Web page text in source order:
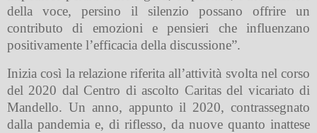
della voce, persino il silenzio possano offrire un
contributo di emozioni e pensieri che influenzano
positivamente l’efficacia della discussione”.
Inizia così la relazione riferita all’attività svolta nel corso
del 2020 dal Centro di ascolto Caritas del vicariato di
Mandello. Un anno, appunto il 2020, contrassegnato
dalla pandemia e, di riflesso, da nuove quanto inattese